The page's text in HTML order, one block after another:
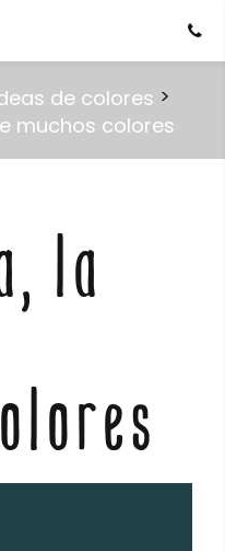
de colores >
muchos colores
la